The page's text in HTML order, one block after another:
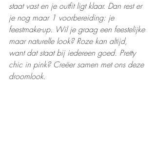
staat vast en je outfit ligt klaar. Dan rest er
je nog maar 1 voorbereiding: je
feestmake-up. Wil je graag een feestelijke
maar naturelle look? Roze kan altijd,
want dat staat bij iedereen goed. Pretty
chic in pink? Creëer samen met ons deze
droomlook.